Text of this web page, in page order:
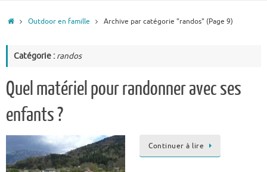
Accueil
Outdoor en famille Archive par catégorie "randos"(Page 9)
Catégorie : randos
Quel matériel pour randonner avec ses
enfants ?
Continuer à lire